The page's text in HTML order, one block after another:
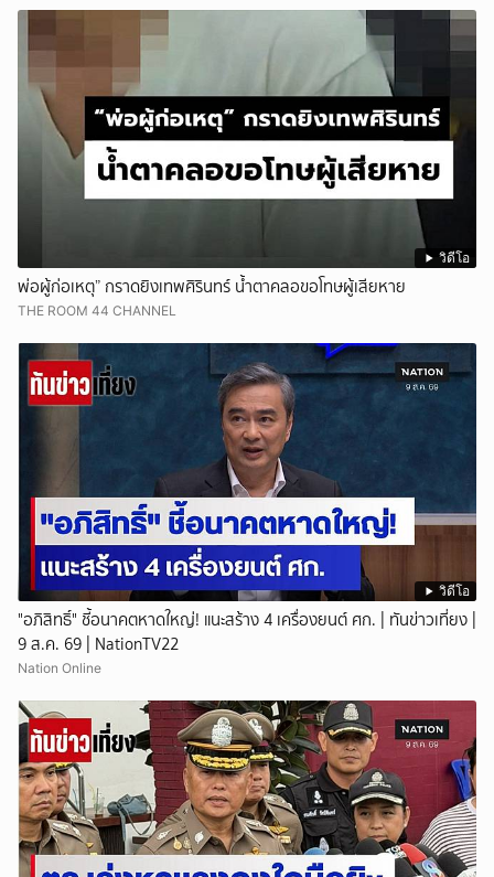
วิดีโอ
พ่อผู้ก่อเหตุ” กราดยิงเทพศิรินทร์ น้ำตาคลอขอโทษผู้เสียหาย
THE ROOM 44 CHANNEL
วิดีโอ
"อภิสิทธิ์" ชี้อนาคตหาดใหญ่! แนะสร้าง 4 เครื่องยนต์ ศก. | ทันข่าวเที่ยง |
9 ส.ค. 69 | NationTV22
Nation Online